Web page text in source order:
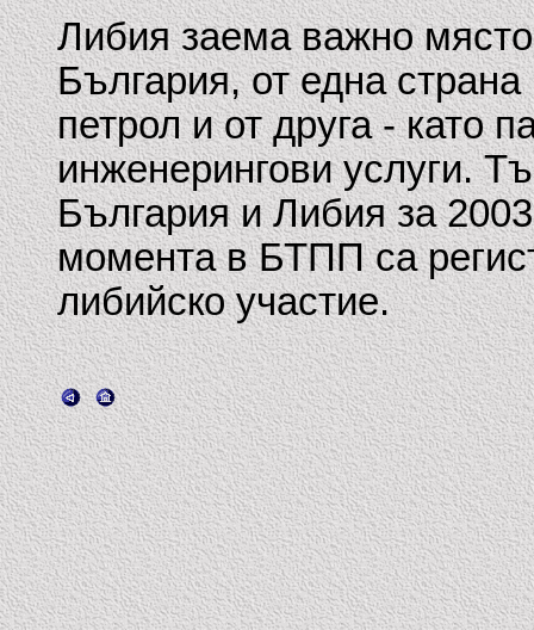
Либия заема важно
България, от една
петрол и от друга - като
инженерингови услуги.
България и Либия за
момента в БТПП са
либийско участие.